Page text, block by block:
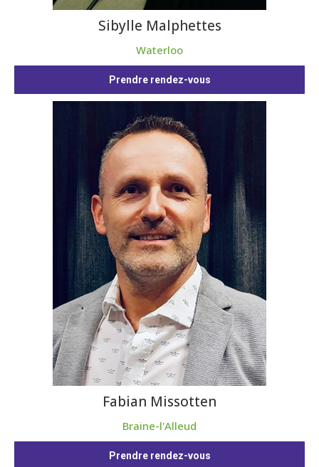
Sibylle Malphettes
Waterloo
Prendre rendez-vous
Fabian Missotten
Braine-l'Alleud
Prendre rendez-vous